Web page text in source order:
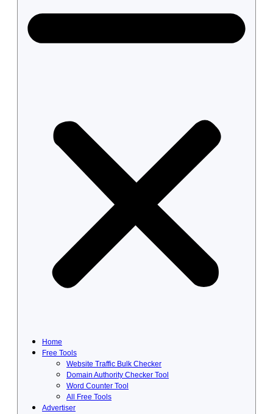
Home
Free Tools
Website Traffic Bulk Checker
Domain Authority Checker Tool
Word Counter Tool
All Free Tools
Advertiser